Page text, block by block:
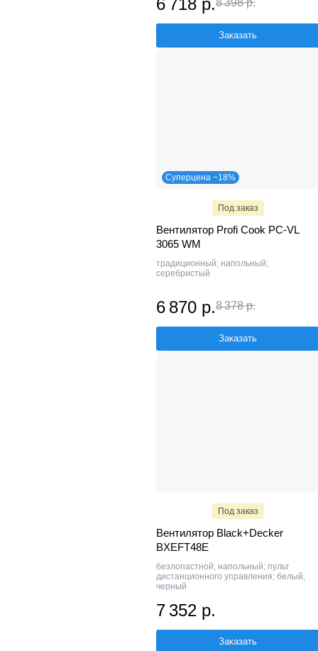
6 718 р.8 398 р.
Заказать
Суперцена −18%
Под заказ
Вентилятор Profi Cook PC-VL
3065 WM
традиционный; напольный;
серебристый
6 870 р.8 378 р.
Заказать
Под заказ
Вентилятор Black+Decker
BXEFT48E
безлопастной; напольный; пульт
дистанционного управления; белый,
черный
7 352 р.
Заказать